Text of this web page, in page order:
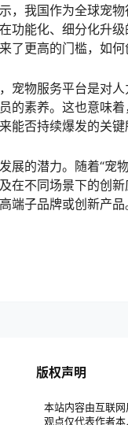
，我国作为全球宠
功能化、细分化升
了更高的门槛，如
宠物服务平台是对
的素养。这也意味
能否持续爆发的关键
展的潜力。随着“宠
在不同场景下的创
端子品牌或创新产品
版权声明
本站内容由互联
观点仅代表作者